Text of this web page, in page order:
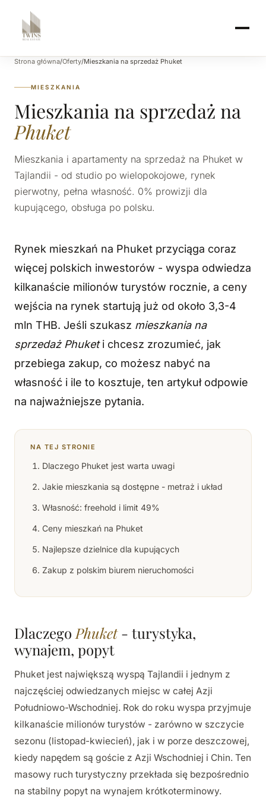
Strona główna/Oferty/Mieszkania na sprzedaż Phuket
MIESZKANIA
Mieszkania na sprzedaż na
Phuket
Mieszkania i apartamenty na sprzedaż na Phuket w
Tajlandii - od studio po wielopokojowe, rynek
pierwotny, pełna własność. 0% prowizji dla
kupującego, obsługa po polsku.
Rynek mieszkań na Phuket przyciąga coraz
więcej polskich inwestorów - wyspa odwiedza
kilkanaście milionów turystów rocznie, a ceny
wejścia na rynek startują już od około 3,3-4
mln THB. Jeśli szukasz mieszkania na
sprzedaż Phuketi chcesz zrozumieć, jak
przebiega zakup, co możesz nabyć na
własność i ile to kosztuje, ten artykuł odpowie
na najważniejsze pytania.
NA TEJ STRONIE
Dlaczego Phuket jest warta uwagi
Jakie mieszkania są dostępne - metraż i układ
Własność: freehold i limit 49%
Ceny mieszkań na Phuket
Najlepsze dzielnice dla kupujących
Zakup z polskim biurem nieruchomości
Dlaczego Phuket- turystyka,
wynajem, popyt
Phuket jest największą wyspą Tajlandii i jednym z
najczęściej odwiedzanych miejsc w całej Azji
Południowo-Wschodniej. Rok do roku wyspa przyjmuje
kilkanaście milionów turystów - zarówno w szczycie
sezonu (listopad-kwiecień), jak i w porze deszczowej,
kiedy napędem są goście z Azji Wschodniej i Chin. Ten
masowy ruch turystyczny przekłada się bezpośrednio
na stabilny popyt na wynajem krótkoterminowy.